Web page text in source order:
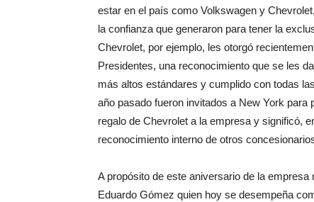
estar en el país como Volkswagen y
la confianza que generaron para tener la
Chevrolet, por ejemplo, les otorgó
Presidentes, una reconocimiento que se les
más altos estándares y cumplido con todas
año pasado fueron invitados a New York
regalo de Chevrolet a la empresa y significó,
reconocimiento interno de otros
A propósito de este aniversario de la
Eduardo Gómez quien hoy se desempeña